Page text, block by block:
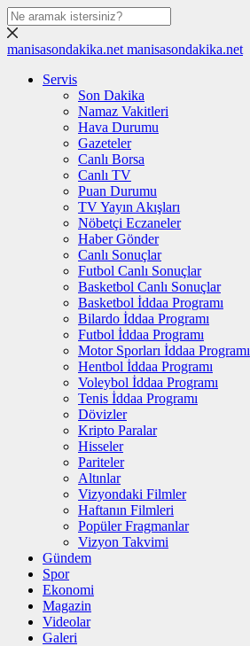
manisasondakika.net manisasondakika.net
Servis
Son Dakika
Namaz Vakitleri
Hava Durumu
Gazeteler
Canlı Borsa
Canlı TV
Puan Durumu
TV Yayın Akışları
Nöbetçi Eczaneler
Haber Gönder
Canlı Sonuçlar
Futbol Canlı Sonuçlar
Basketbol Canlı Sonuçlar
Basketbol İddaa Programı
Bilardo İddaa Programı
Futbol İddaa Programı
Motor Sporları İddaa Programı
Hentbol İddaa Programı
Voleybol İddaa Programı
Tenis İddaa Programı
Dövizler
Kripto Paralar
Hisseler
Pariteler
Altınlar
Vizyondaki Filmler
Haftanın Filmleri
Popüler Fragmanlar
Vizyon Takvimi
Gündem
Spor
Ekonomi
Magazin
Videolar
Galeri